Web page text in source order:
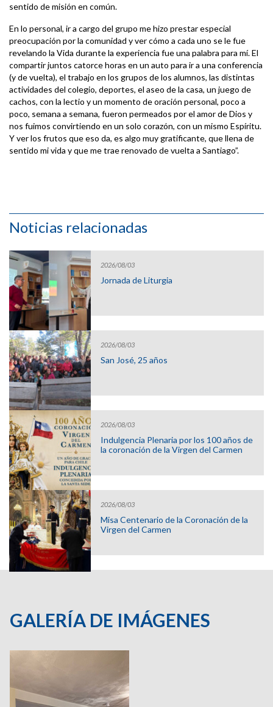
sentido de misión en común.
En lo personal, ir a cargo del grupo me hizo prestar especial
preocupación por la comunidad y ver cómo a cada uno se le fue
revelando la Vida durante la experiencia fue una palabra para mí. El
compartir juntos catorce horas en un auto para ir a una conferencia
(y de vuelta), el trabajo en los grupos de los alumnos, las distintas
actividades del colegio, deportes, el aseo de la casa, un juego de
cachos, con la lectio y un momento de oración personal, poco a
poco, semana a semana, fueron permeados por el amor de Dios y
nos fuimos convirtiendo en un solo corazón, con un mismo Espíritu.
Y ver los frutos que eso da, es algo muy gratificante, que llena de
sentido mi vida y que me trae renovado de vuelta a Santiago”.
Noticias relacionadas
2026/08/03
Jornada de Liturgia
2026/08/03
San José, 25 años
2026/08/03
Indulgencia Plenaria por los 100 años de
la coronación de la Virgen del Carmen
2026/08/03
Misa Centenario de la Coronación de la
Virgen del Carmen
GALERÍA DE IMÁGENES